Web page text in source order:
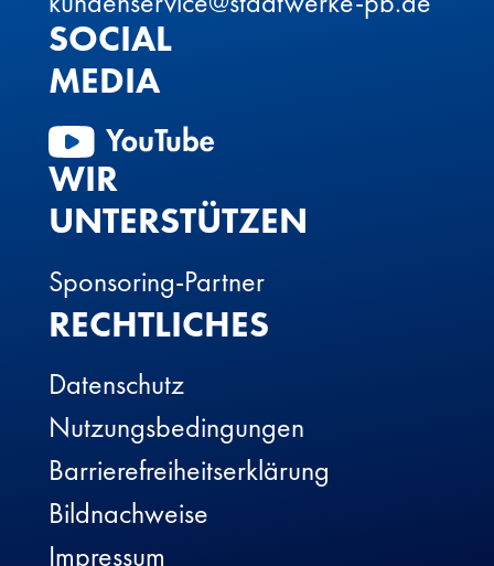
SOCIAL
MEDIA
WIR
UNTERSTÜTZEN
Sponsoring-Partner
RECHTLICHES
Datenschutz
Nutzungsbedingungen
Barrierefreiheitserklärung
Bildnachweise
Impressum